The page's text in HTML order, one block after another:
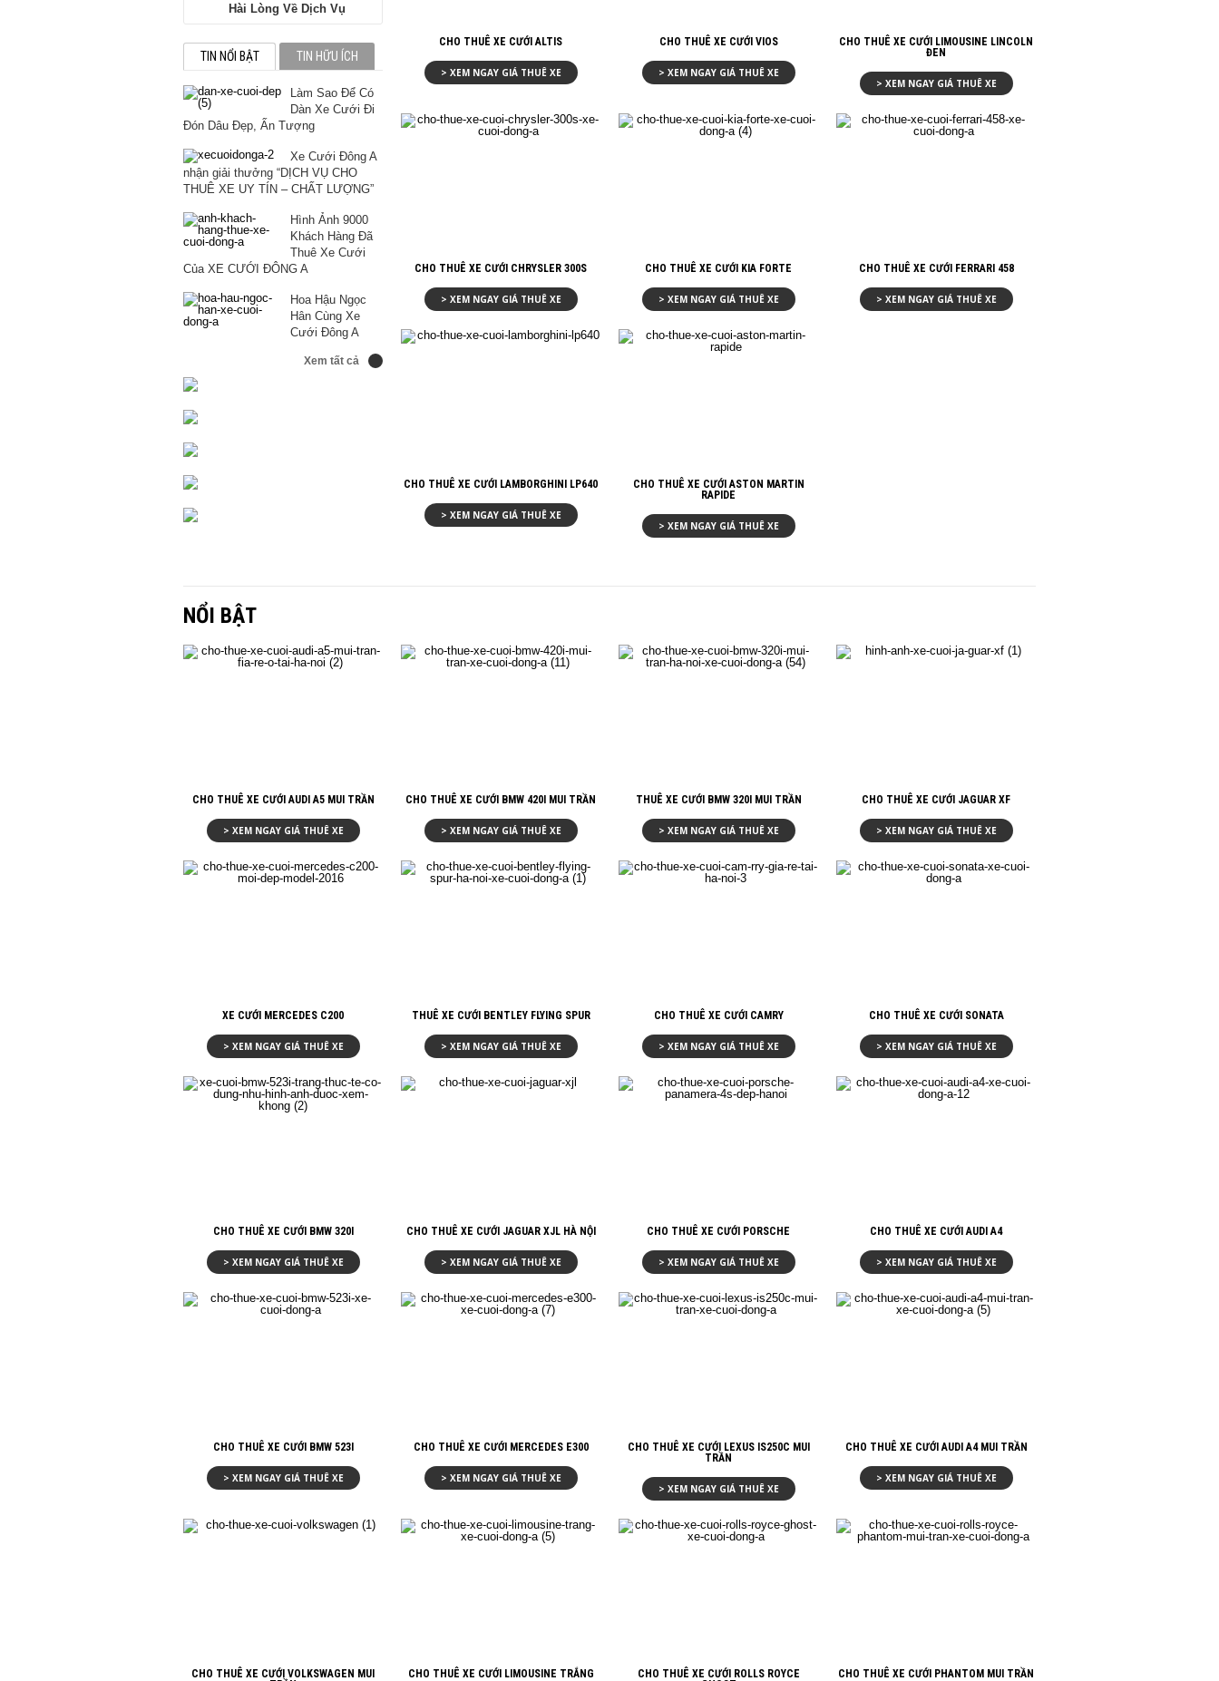
Hài Lòng Về Dịch Vụ
TIN NỔI BẬT TIN HỮU ÍCH
Làm Sao Để Có
Dàn Xe Cưới Đi
Đón Dâu Đẹp, Ấn Tượng
Xe Cưới Đông A
nhận giải thưởng “DỊCH VỤ CHO
THUÊ XE UY TÍN – CHẤT LƯỢNG”
Hình Ảnh 9000
Khách Hàng Đã
Thuê Xe Cưới
Của XE CƯỚI ĐÔNG A
Hoa Hậu Ngọc
Hân Cùng Xe
Cưới Đông A
Làm
Sao
Dàn
Tượng
TƯ
VẤN
TRANG
SỨC
4
BÍ
CHO
NÀNG
THUÊ
XE
BMW
520I
Xem tất cả
CHO THUÊ XE CƯỚI ALTIS
> XEM NGAY GIÁ THUÊ XE
CHO THUÊ XE CƯỚI VIOS
> XEM NGAY GIÁ THUÊ XE
CHO THUÊ XE CƯỚI LIMOUSINE LINCOLN
ĐEN
> XEM NGAY GIÁ THUÊ XE
CHO THUÊ XE CƯỚI CHRYSLER 300S
> XEM NGAY GIÁ THUÊ XE
CHO THUÊ XE CƯỚI KIA FORTE
> XEM NGAY GIÁ THUÊ XE
CHO THUÊ XE CƯỚI FERRARI 458
> XEM NGAY GIÁ THUÊ XE
CHO THUÊ XE CƯỚI LAMBORGHINI LP640
> XEM NGAY GIÁ THUÊ XE
CHO THUÊ XE CƯỚI ASTON MARTIN
RAPIDE
> XEM NGAY GIÁ THUÊ XE
NỔI BẬT
CHO THUÊ XE CƯỚI AUDI A5 MUI TRẦN
> XEM NGAY GIÁ THUÊ XE
CHO THUÊ XE CƯỚI BMW 420I MUI TRẦN
> XEM NGAY GIÁ THUÊ XE
THUÊ XE CƯỚI BMW 320I MUI TRẦN
> XEM NGAY GIÁ THUÊ XE
CHO THUÊ XE CƯỚI JAGUAR XF
> XEM NGAY GIÁ THUÊ XE
XE CƯỚI MERCEDES C200
> XEM NGAY GIÁ THUÊ XE
THUÊ XE CƯỚI BENTLEY FLYING SPUR
> XEM NGAY GIÁ THUÊ XE
CHO THUÊ XE CƯỚI CAMRY
> XEM NGAY GIÁ THUÊ XE
CHO THUÊ XE CƯỚI SONATA
> XEM NGAY GIÁ THUÊ XE
CHO THUÊ XE CƯỚI BMW 320I
> XEM NGAY GIÁ THUÊ XE
CHO THUÊ XE CƯỚI JAGUAR XJL HÀ NỘI
> XEM NGAY GIÁ THUÊ XE
CHO THUÊ XE CƯỚI PORSCHE
> XEM NGAY GIÁ THUÊ XE
CHO THUÊ XE CƯỚI AUDI A4
> XEM NGAY GIÁ THUÊ XE
CHO THUÊ XE CƯỚI BMW 523I
> XEM NGAY GIÁ THUÊ XE
CHO THUÊ XE CƯỚI MERCEDES E300
> XEM NGAY GIÁ THUÊ XE
CHO THUÊ XE CƯỚI LEXUS IS250C MUI
TRẦN
> XEM NGAY GIÁ THUÊ XE
CHO THUÊ XE CƯỚI AUDI A4 MUI TRẦN
> XEM NGAY GIÁ THUÊ XE
CHO THUÊ XE CƯỚI VOLKSWAGEN MUI
CHO THUÊ XE CƯỚI LIMOUSINE TRẮNG
CHO THUÊ XE CƯỚI ROLLS ROYCE
CHO THUÊ XE CƯỚI PHANTOM MUI TRẦN